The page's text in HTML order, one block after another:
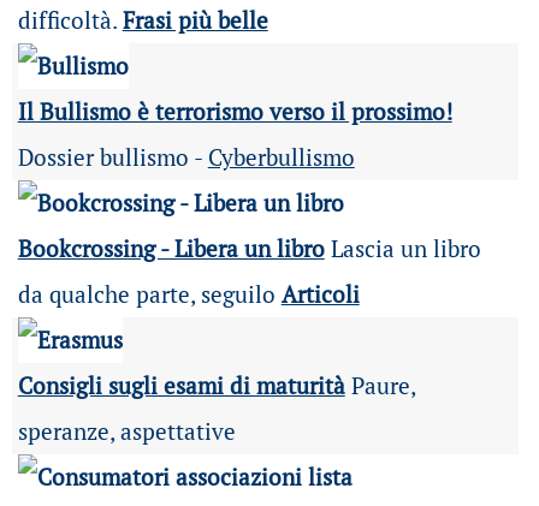
difficoltà. Frasi più belle
Il Bullismo è terrorismo verso il prossimo!
Dossier bullismo - Cyberbullismo
Bookcrossing - Libera un libroLascia un libro
da qualche parte, seguilo Articoli
Consigli sugli esami di maturità Paure,
speranze, aspettative